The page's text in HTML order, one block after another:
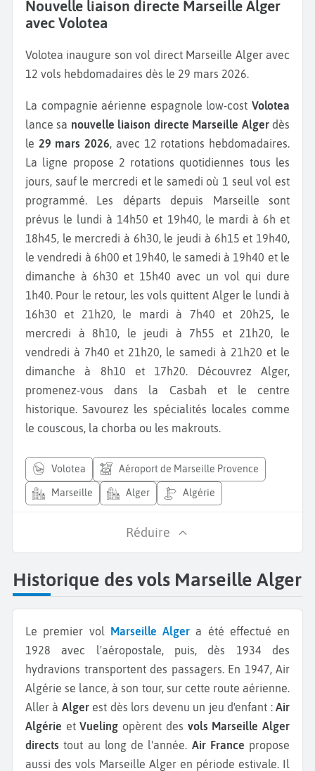
Nouvelle liaison directe Marseille Alger
avec Volotea
Volotea inaugure son vol direct Marseille Alger avec
12 vols hebdomadaires dès le 29 mars 2026.
La compagnie aérienne espagnole low-cost Volotea
lance sa nouvelle liaison directe Marseille Algerdès
le 29 mars 2026, avec 12 rotations hebdomadaires.
La ligne propose 2 rotations quotidiennes tous les
jours, sauf le mercredi et le samedi où 1 seul vol est
programmé. Les départs depuis Marseille sont
prévus le lundi à 14h50 et 19h40, le mardi à 6h et
18h45, le mercredi à 6h30, le jeudi à 6h15 et 19h40,
le vendredi à 6h00 et 19h40, le samedi à 19h40 et le
dimanche à 6h30 et 15h40 avec un vol qui dure
1h40. Pour le retour, les vols quittent Alger le lundi à
16h30 et 21h20, le mardi à 7h40 et 20h25, le
mercredi à 8h10, le jeudi à 7h55 et 21h20, le
vendredi à 7h40 et 21h20, le samedi à 21h20 et le
dimanche à 8h10 et 17h20. Découvrez Alger,
promenez-vous dans la Casbah et le centre
historique. Savourez les spécialités locales comme
le couscous, la chorba ou les makrouts.
volotea Aéroport de Marseille Provence
Marseille Alger Algérie
Réduire
Historique des vols Marseille Alger
Le premier vol Marseille Alger a été effectué en
1928 avec l'aéropostale, puis, dès 1934 des
hydravions transportent des passagers. En 1947, Air
Algérie se lance, à son tour, sur cette route aérienne.
Aller à Algerest dès lors devenu un jeu d'enfant :Air
Algérie etVueling opèrent des vols Marseille Alger
directs tout au long de l'année. Air France propose
aussi des vols Marseille Alger en période estivale. Il